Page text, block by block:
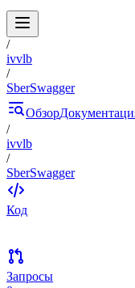
/
ivvlb
/
SberSwagger
Обзор
/
ivvlb
/
SberSwagger
Код
Запросы